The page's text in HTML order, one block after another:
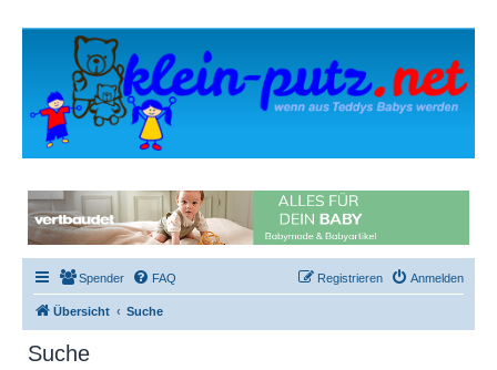
Spender FAQ Anmelden
Registrieren
Übersicht Suche
Suche